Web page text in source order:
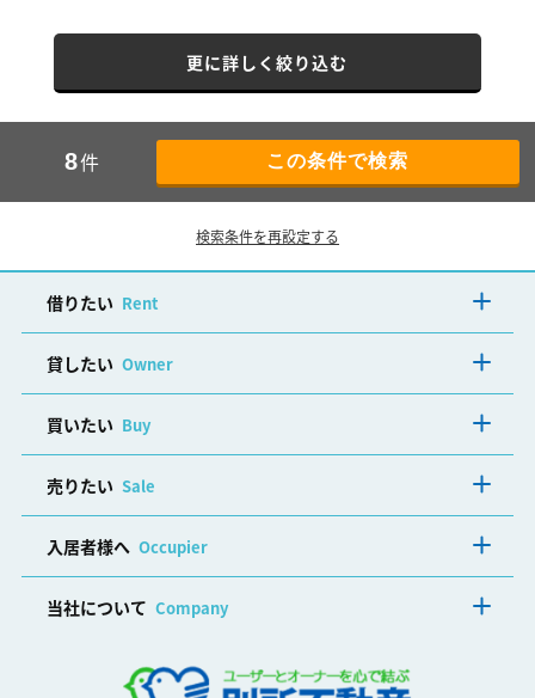
更に詳しく絞り込む
8件
検索条件を再設定する
借りたい Rent
貸したい Owner
買いたい Buy
売りたい Sale
入居者様へ Occupier
当社について Company